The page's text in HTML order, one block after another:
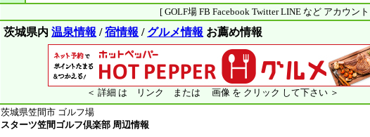
[ GOLF場 FB Facebook Twitter LINE など アカウン
茨城県内 温泉情報 /宿情報 / グルメ情報 お薦め情報
＜ 詳細 は リンク または 画像 を クリック して下さい ＞
茨城県笠間市 ゴルフ場
スターツ笠間ゴルフ倶楽部 周辺情報